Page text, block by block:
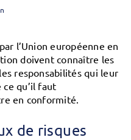
l’Union européenne en
doivent connaître les
responsabilités qui leur
ce qu’il faut
en conformité.
de risques